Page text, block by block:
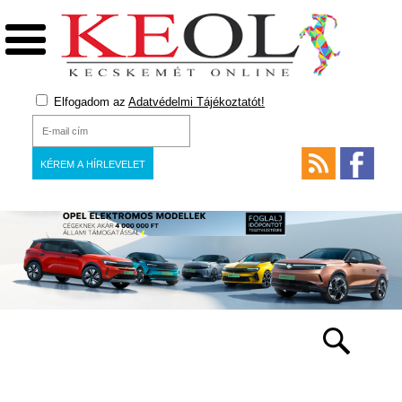
Elfogadom az Adatvédelmi Tájékoztatót!